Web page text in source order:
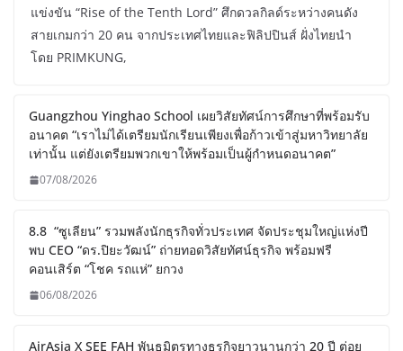
แข่งขัน “Rise of the Tenth Lord” ศึกดวลกิลด์ระหว่างคนดัง
สายเกมกว่า 20 คน จากประเทศไทยและฟิลิปปินส์ ฝั่งไทยนำ
โดย PRIMKUNG,
Guangzhou Yinghao School เผยวิสัยทัศน์การศึกษาที่พร้อมรับ
อนาคต “เราไม่ได้เตรียมนักเรียนเพียงเพื่อก้าวเข้าสู่มหาวิทยาลัย
เท่านั้น แต่ยังเตรียมพวกเขาให้พร้อมเป็นผู้กำหนดอนาคต”
07/08/2026
8.8 “ซูเลียน” รวมพลังนักธุรกิจทั่วประเทศ จัดประชุมใหญ่แห่งปี
พบ CEO “ดร.ปิยะวัฒน์” ถ่ายทอดวิสัยทัศน์ธุรกิจ พร้อมฟรี
คอนเสิร์ต “โชค รถแห่” ยกวง
06/08/2026
AirAsia X SEE FAH พันธมิตรทางธุรกิจยาวนานกว่า 20 ปี ต่อย